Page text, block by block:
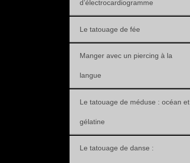
d’électrocardiogramme
Le tatouage de fée
Manger avec un piercing à la
langue
Le tatouage de méduse : océan et
gélatine
Le tatouage de danse :